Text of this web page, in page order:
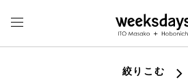
絞りこむ